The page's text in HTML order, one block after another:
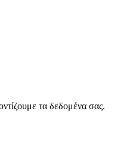
τα δεδομένα σας.